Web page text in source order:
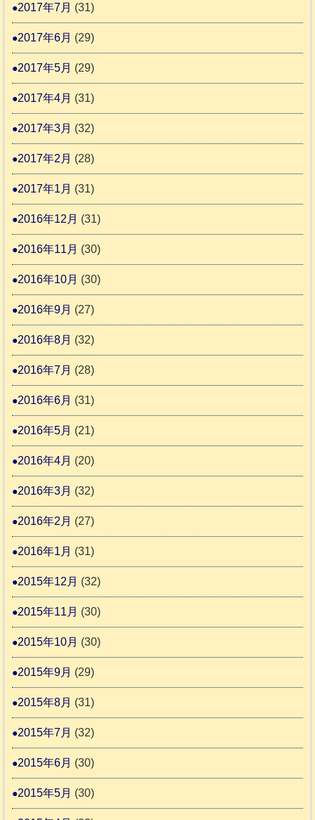
2017年7月 (31)
2017年6月 (29)
2017年5月 (29)
2017年4月 (31)
2017年3月 (32)
2017年2月 (28)
2017年1月 (31)
2016年12月 (31)
2016年11月 (30)
2016年10月 (30)
2016年9月 (27)
2016年8月 (32)
2016年7月 (28)
2016年6月 (31)
2016年5月 (21)
2016年4月 (20)
2016年3月 (32)
2016年2月 (27)
2016年1月 (31)
2015年12月 (32)
2015年11月 (30)
2015年10月 (30)
2015年9月 (29)
2015年8月 (31)
2015年7月 (32)
2015年6月 (30)
2015年5月 (30)